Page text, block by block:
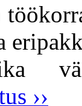
››